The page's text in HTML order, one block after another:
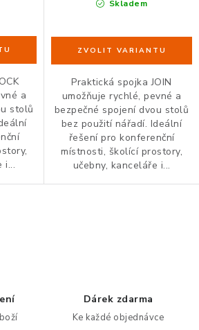
výměna a vrácení
Showroom
a
stolů
i...
Skladem
Praktická spojka JOIN
umožňuje rychlé, pevné a
bezpečné spojení dvou stolů
bez použití nářadí. Ideální
řešení pro konferenční
místnosti, školící prostory,
učebny, kanceláře i...
Dárek zdarma
Ke každé objednávce